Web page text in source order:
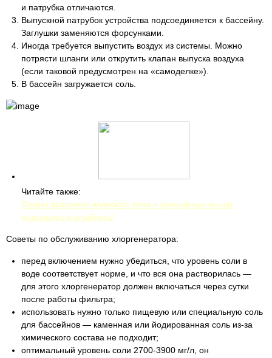
и патрубка отличаются.
Выпускной патрубок устройства подсоединяется к бассейну.
Заглушки заменяются форсунками.
Иногда требуется выпустить воздух из системы. Можно
потрясти шланги или открутить клапан выпуска воздуха
(если таковой предусмотрен на «самоделке»).
В бассейн загружается соль.
Читайте также:
Секрет красивого мужского тела и рельефных мышц:
подсушись и улыбнись!
Советы по обслуживанию хлоргенератора:
перед включением нужно убедиться, что уровень соли в
воде соответствует норме, и что вся она растворилась —
для этого хлоргенератор должен включаться через сутки
после работы фильтра;
использовать нужно только пищевую или специальную соль
для бассейнов — каменная или йодированная соль из-за
химического состава не подходит;
оптимальный уровень соли 2700-3900 мг/л, он